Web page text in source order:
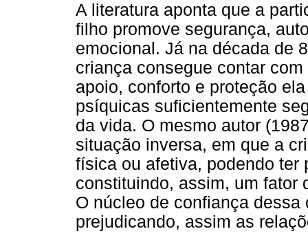
A literatura aponta que a
filho promove segurança,
emocional. Já na década de
criança consegue contar
apoio, conforto e proteção
psíquicas suficientemente
da vida. O mesmo autor
situação inversa, em que a
física ou afetiva, podendo ter
constituindo, assim, um fator
O núcleo de confiança
prejudicando, assim as